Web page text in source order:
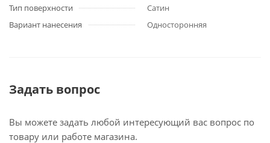
Тип поверхности
Сатин
Вариант нанесения
Односторонняя
Задать вопрос
Вы можете задать любой интересующий вас вопрос по
товару или работе магазина.